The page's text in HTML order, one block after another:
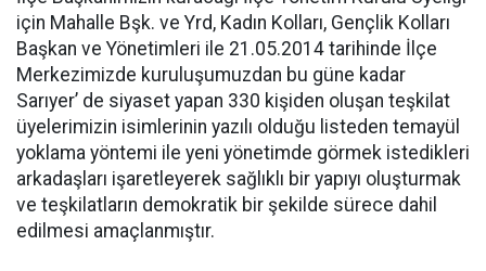
için Mahalle Bşk. ve Yrd, Kadın Kolları, Gençlik Kolları
Başkan ve Yönetimleri ile 21.05.2014 tarihinde İlçe
Merkezimizde kuruluşumuzdan bu güne kadar
Sarıyer’ de siyaset yapan 330 kişiden oluşan teşkilat
üyelerimizin isimlerinin yazılı olduğu listeden temayül
yoklama yöntemi ile yeni yönetimde görmek istedikleri
arkadaşları işaretleyerek sağlıklı bir yapıyı oluşturmak
ve teşkilatların demokratik bir şekilde sürece dahil
edilmesi amaçlanmıştır.